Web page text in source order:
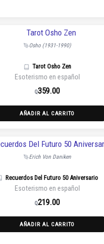
Osho (1931-1990)
Tarot Osho Zen
Esoterismo en español
Q359.00
AÑADIR AL CARRITO
Erich Von Daniken
Recuerdos Del Futuro 50 Aniversario
Esoterismo en español
Q219.00
AÑADIR AL CARRITO